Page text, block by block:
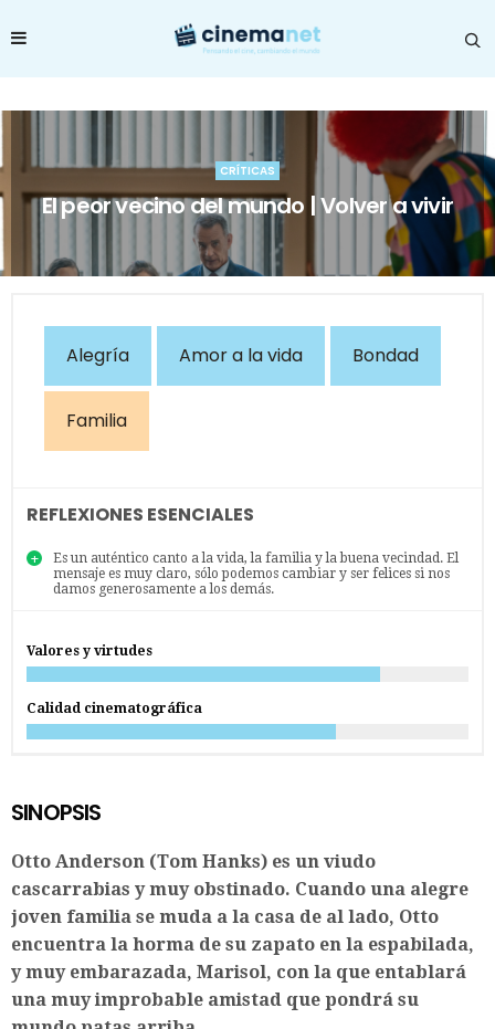
CRÍTICAS
El peor vecino del mundo | Volver a vivir
Alegría Amor a la vida Bondad
Familia
REFLEXIONES ESENCIALES
Es un auténtico canto a la vida, la familia y la buena vecindad. El
mensaje es muy claro, sólo podemos cambiar y ser felices si nos
damos generosamente a los demás.
Valores y virtudes
Calidad cinematográfica
SINOPSIS
Otto Anderson (Tom Hanks) es un viudo
cascarrabias y muy obstinado. Cuando una alegre
joven familia se muda a la casa de al lado, Otto
encuentra la horma de su zapato en la espabilada,
y muy embarazada, Marisol, con la que entablará
una muy improbable amistad que pondrá su